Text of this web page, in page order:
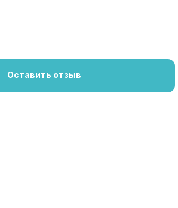
Оставить отзыв